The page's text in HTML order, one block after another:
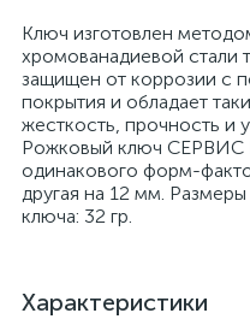
Ключ изготовлен
хромованадиевой стали
защищен от коррозии с
покрытия и обладает
жесткость, прочность и
Рожковый ключ СЕРВИС
одинакового форм-
другая на 12 мм.
ключа: 32 гр.
Характеристики